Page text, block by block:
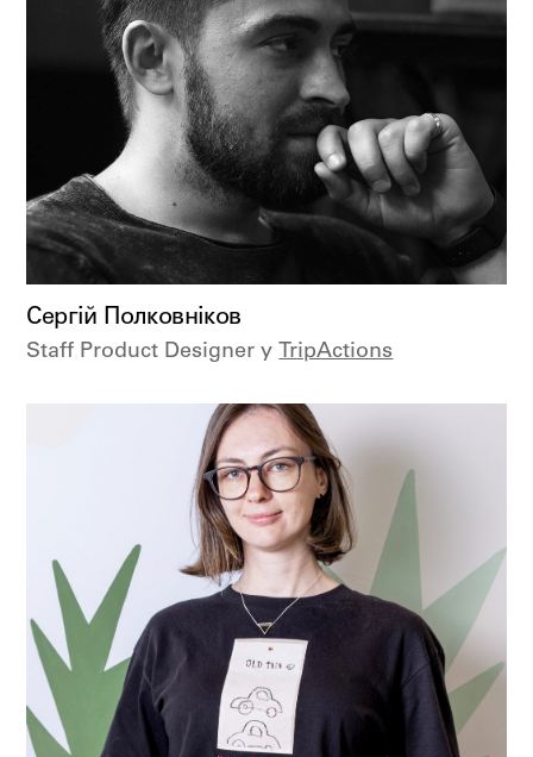
Сергій Полковніков
Staff Product Designer у TripActions